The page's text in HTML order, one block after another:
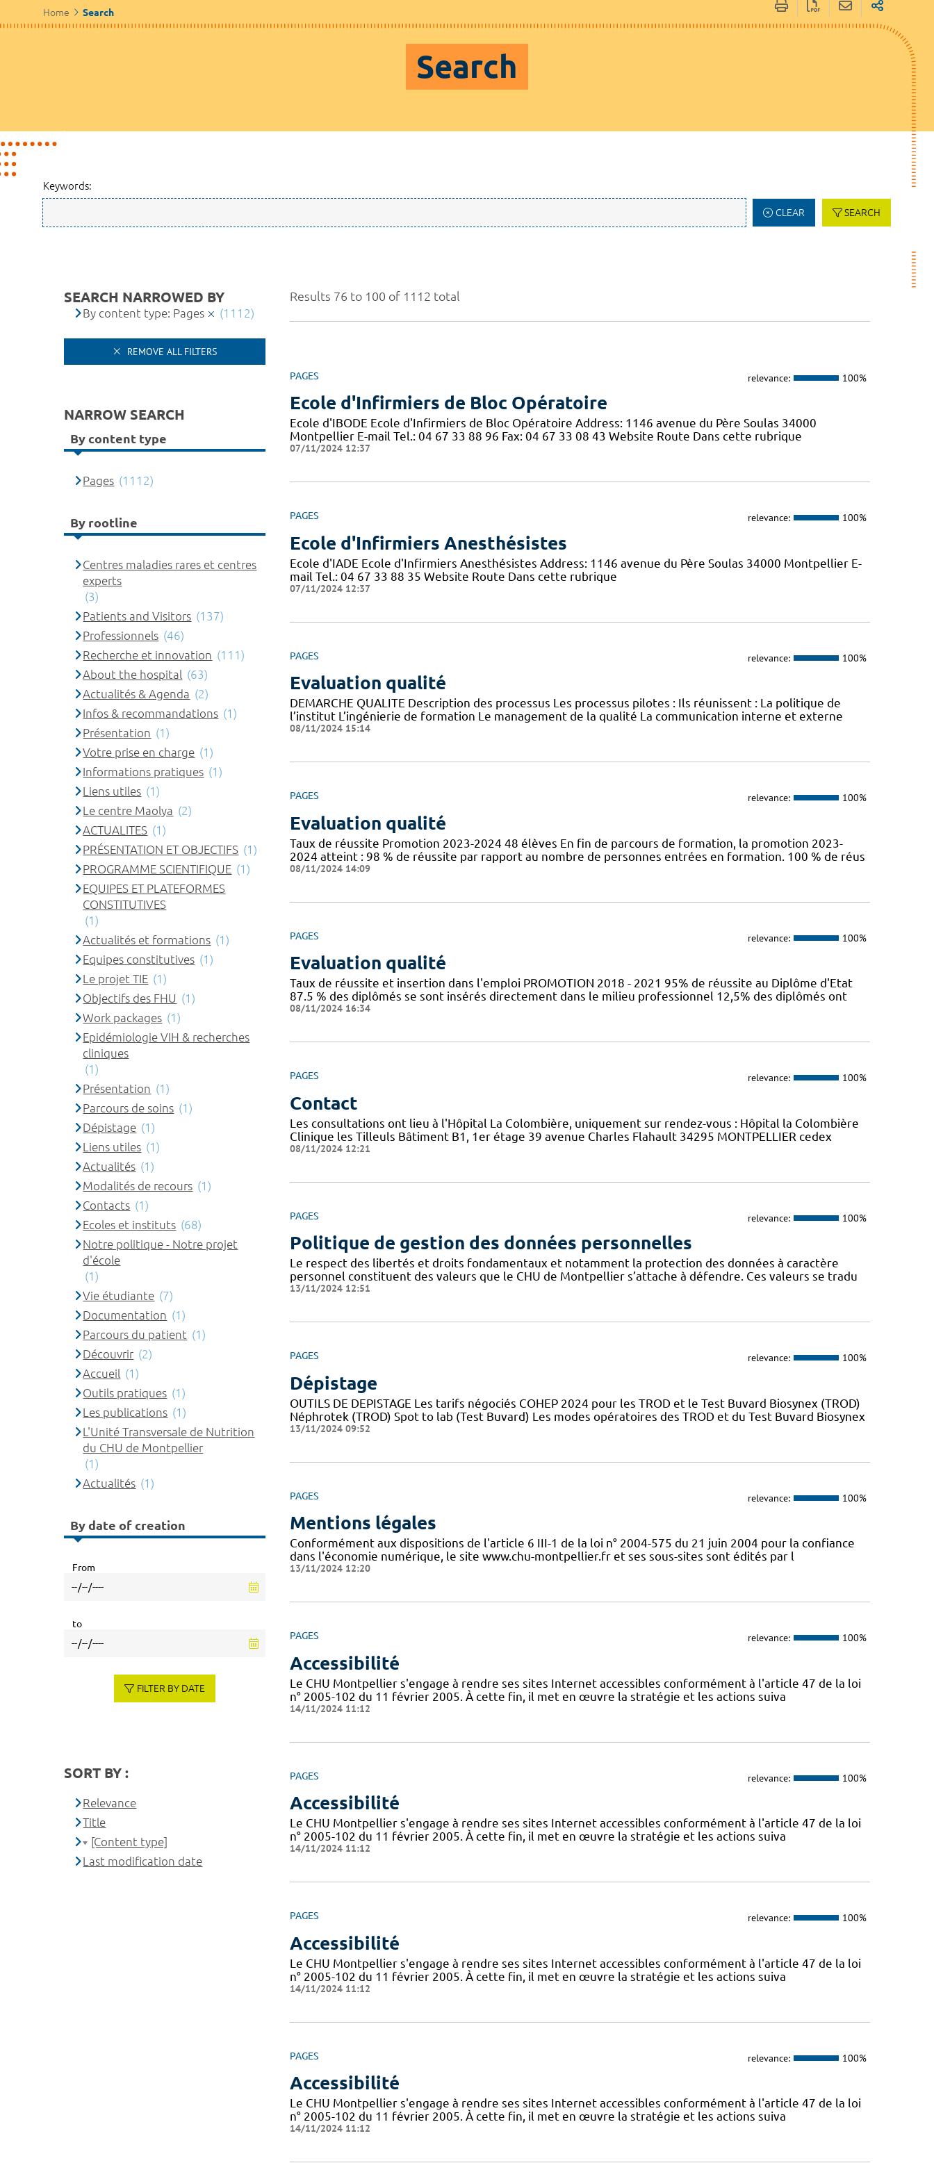
Home Search
Search
Keywords:
CLEAR SEARCH
Results 76 to 100 of 1112 total
PAGES relevance: 100%
Ecole d'Infirmiers de Bloc Opératoire
Ecole d'IBODE Ecole d'Infirmiers de Bloc Opératoire Address: 1146 avenue du Père Soulas 34000
Montpellier E-mail Tel.: 04 67 33 88 96 Fax: 04 67 33 08 43 Website Route Dans cette rubrique
07/11/2024 12:37
PAGES relevance: 100%
Ecole d'Infirmiers Anesthésistes
Ecole d'IADE Ecole d'Infirmiers Anesthésistes Address: 1146 avenue du Père Soulas 34000 Montpellier E-
mail Tel.: 04 67 33 88 35 Website Route Dans cette rubrique
07/11/2024 12:37
PAGES relevance: 100%
Evaluation qualité
DEMARCHE QUALITE Description des processus Les processus pilotes : Ils réunissent : La politique de
l’institut L’ingénierie de formation Le management de la qualité La communication interne et externe
08/11/2024 15:14
PAGES relevance: 100%
Evaluation qualité
Taux de réussite Promotion 2023-2024 48 élèves En fin de parcours de formation, la promotion 2023-
2024 atteint : 98 % de réussite par rapport au nombre de personnes entrées en formation. 100 % de réus
08/11/2024 14:09
PAGES relevance: 100%
Evaluation qualité
Taux de réussite et insertion dans l'emploi PROMOTION 2018 - 2021 95% de réussite au Diplôme d'Etat
87.5 % des diplômés se sont insérés directement dans le milieu professionnel 12,5% des diplômés ont
08/11/2024 16:34
PAGES relevance: 100%
Contact
Les consultations ont lieu à l'Hôpital La Colombière, uniquement sur rendez-vous : Hôpital la Colombière
Clinique les Tilleuls Bâtiment B1, 1er étage 39 avenue Charles Flahault 34295 MONTPELLIER cedex
08/11/2024 12:21
PAGES relevance: 100%
Politique de gestion des données personnelles
Le respect des libertés et droits fondamentaux et notamment la protection des données à caractère
personnel constituent des valeurs que le CHU de Montpellier s’attache à défendre. Ces valeurs se tradu
13/11/2024 12:51
PAGES relevance: 100%
Dépistage
OUTILS DE DEPISTAGE Les tarifs négociés COHEP 2024 pour les TROD et le Test Buvard Biosynex (TROD)
Néphrotek (TROD) Spot to lab (Test Buvard) Les modes opératoires des TROD et du Test Buvard Biosynex
13/11/2024 09:52
PAGES relevance: 100%
Mentions légales
Conformément aux dispositions de l'article 6 III-1 de la loi n° 2004-575 du 21 juin 2004 pour la confiance
dans l'économie numérique, le site www.chu-montpellier.fr et ses sous-sites sont édités par l
13/11/2024 12:20
PAGES relevance: 100%
Accessibilité
Le CHU Montpellier s'engage à rendre ses sites Internet accessibles conformément à l'article 47 de la loi
n° 2005-102 du 11 février 2005. À cette fin, il met en œuvre la stratégie et les actions suiva
14/11/2024 11:12
PAGES relevance: 100%
Accessibilité
Le CHU Montpellier s'engage à rendre ses sites Internet accessibles conformément à l'article 47 de la loi
n° 2005-102 du 11 février 2005. À cette fin, il met en œuvre la stratégie et les actions suiva
14/11/2024 11:12
PAGES relevance: 100%
Accessibilité
Le CHU Montpellier s'engage à rendre ses sites Internet accessibles conformément à l'article 47 de la loi
n° 2005-102 du 11 février 2005. À cette fin, il met en œuvre la stratégie et les actions suiva
14/11/2024 11:12
PAGES relevance: 100%
Accessibilité
Le CHU Montpellier s'engage à rendre ses sites Internet accessibles conformément à l'article 47 de la loi
n° 2005-102 du 11 février 2005. À cette fin, il met en œuvre la stratégie et les actions suiva
14/11/2024 11:12
SEARCH NARROWED BY
By content type: Pages (1112)
REMOVE ALL FILTERS
NARROW SEARCH
By content type
Pages (1112)
By rootline
Centres maladies rares et centres
experts
(3)
Patients and Visitors (137)
Professionnels (46)
Recherche et innovation (111)
About the hospital (63)
Actualités & Agenda (2)
Infos & recommandations (1)
Présentation (1)
Votre prise en charge (1)
Informations pratiques (1)
Liens utiles (1)
Le centre Maolya (2)
ACTUALITES (1)
PRÉSENTATION ET OBJECTIFS (1)
PROGRAMME SCIENTIFIQUE (1)
EQUIPES ET PLATEFORMES
CONSTITUTIVES
(1)
Actualités et formations (1)
Equipes constitutives (1)
Le projet TIE (1)
Objectifs des FHU (1)
Work packages (1)
Epidémiologie VIH & recherches
cliniques
(1)
Présentation (1)
Parcours de soins (1)
Dépistage (1)
Liens utiles (1)
Actualités (1)
Modalités de recours (1)
Contacts (1)
Ecoles et instituts (68)
Notre politique - Notre projet
d'école
(1)
Vie étudiante (7)
Documentation (1)
Parcours du patient (1)
Découvrir (2)
Accueil (1)
Outils pratiques (1)
Les publications (1)
L'Unité Transversale de Nutrition
du CHU de Montpellier
(1)
Actualités (1)
By date of creation
From
to
FILTER BY DATE
SORT BY :
Relevance
Title
[Content type]
Last modification date